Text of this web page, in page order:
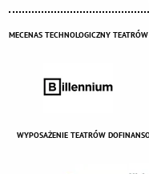
MECENAS TECHNOLOGICZNY TEATRÓW
WYPOSAŻENIE TEATRÓW